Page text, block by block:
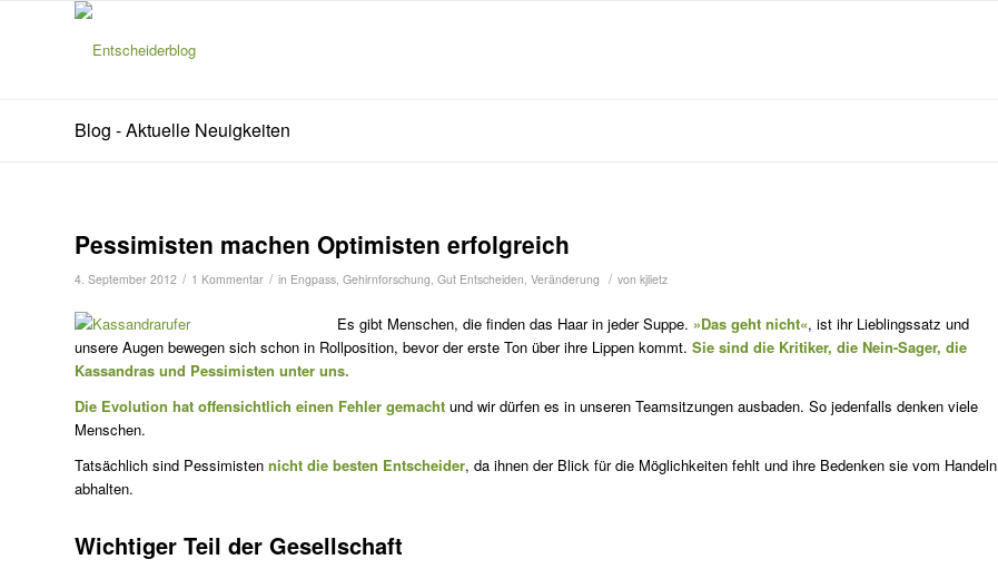
Blog - Aktuelle Neuigkeiten
Pessimisten machen Optimisten erfolgreich
4. September 2012 / 1 Kommentar / in Engpass, Gehirnforschung, Gut Entscheiden, Veränderung / von kjlietz
Es gibt Menschen, die finden das Haar in jeder Suppe. »Das geht nicht«, ist ihr Lieblingssatz und
unsere Augen bewegen sich schon in Rollposition, bevor der erste Ton über ihre Lippen kommt. Sie sind die Kritiker, die Nein-Sager, die
Kassandras und Pessimisten unter uns.
Die Evolution hat offensichtlich einen Fehler gemacht und wir dürfen es in unseren Teamsitzungen ausbaden. So jedenfalls denken viele
Menschen.
Tatsächlich sind Pessimisten nicht die besten Entscheider, da ihnen der Blick für die Möglichkeiten fehlt und ihre Bedenken sie vom Handeln
abhalten.
Wichtiger Teil der Gesellschaft